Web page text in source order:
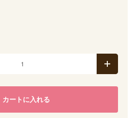
カートに入れる